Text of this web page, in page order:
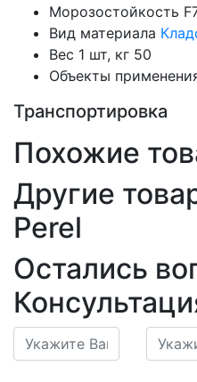
Морозостойкость
Вид материала
Вес 1 шт, кг 50
Объекты
Транспортировка
Похожие
Другие
Perel
Остались